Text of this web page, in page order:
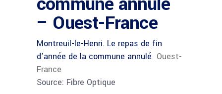
– Ouest-France
Montreuil-le-Henri. Le repas de fin
d’année de la commune annulé Ouest-
France
Source: Fibre Optique